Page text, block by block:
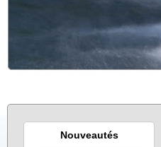
Nouveautés